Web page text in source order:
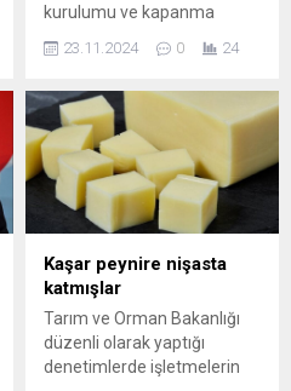
kurulumu ve kapanma
oranlarını keşfedin. İş
dünyasındaki değişimleri ve
eden bu rapor, girişimciler ve
yatırımcılar için önemli
bilgiler sunuyor.
23.11.2024 0 24
Kaşar peynire nişasta
katmışlar
Tarım ve Orman Bakanlığı
düzenli olarak yaptığı
denetimlerde işletmelerin